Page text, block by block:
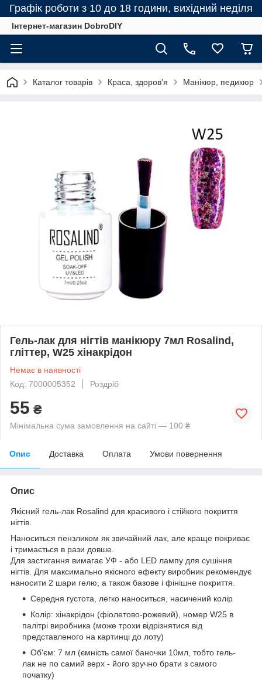
Графік роботи з 10 до 18 години, вихідний неділя
Інтернет-магазин DobroDIY
Каталог товарів Краса, здоров'я Манікюр, педикюр
Гель-лак для нігтів манікюру 7мл Rosalind,
гліттер, W25 хінакрідон
Немає в наявності
Код: 7000005352
Роздріб
55 ₴
Мінімальна сума замовлення на сайті — 100 ₴
Опис Доставка Оплата Умови повернення
Опис
Якісний гель-лак Rosalind для красивого і стійкого покриття
нігтів.
Наноситься пензликом як звичайний лак, але краще покриває
і тримається в рази довше.
Для застигання вимагає УФ - або LED лампу для сушіння
нігтів. Для максимально якісного ефекту виробник рекомендує
наносити 2 шари гелю, а також базове і фінішне покриття.
Середня густота, легко наноситься, насичений колір
Колір: хінакрідон (фіолетово-рожевий), номер W25 в
палітрі виробника (може трохи відрізнятися від
представленого на картинці до лоту)
Об'єм: 7 мл (ємність самої баночки 10мл, тобто гель-
лак не по самий верх - його зручно брати з самого
початку)